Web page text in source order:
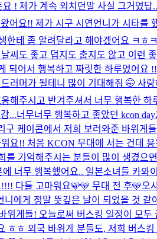
! 제가 계속 외치던말 사실 그거였답
어요!! 제가 시구 시연언니가 시타
테 좀 알려달라고 해야겠어요 ㅋㅎ
씨도 좋고 덥지도 춥지도 않고 이런
어서 행복하고 짜릿한 하루였어
러머가 될테니 많이 기대해줘 🤭 사
해주시고 반겨주셔서 너무 행복한
...너무너무 행복하고 좋았던 kcon
케이콘에서 저희 보러와준 바위게
요!! 처음 KCON 무대에 서는 건데
기억해주시는 분들이 많이 생겼으
너무 행복했어요.. 일본소녀들 카
다들 고마워요🩵🩵 무대 전 후🩵오
에게 정말 뜻깊은 날이 되었을 것
위게들! 오늘로써 버스킹 일정이 모
ㅎ 외국 바위게 분들도, 저희 버스